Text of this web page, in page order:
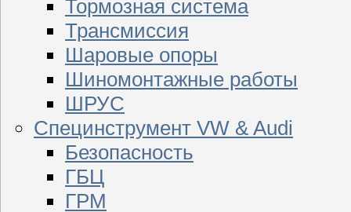
Тормозная система
Трансмиссия
Шаровые опоры
Шиномонтажные работы
ШРУС
Специнструмент VW & Audi
Безопасность
ГБЦ
ГРМ